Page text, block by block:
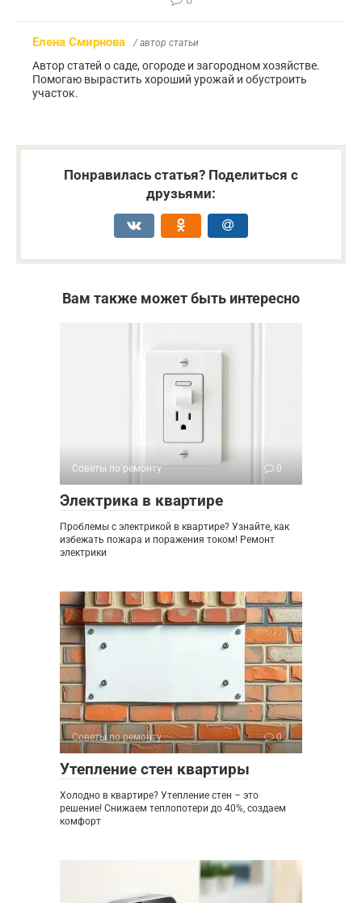
Елена Смирнова / автор статьи
Автор статей о саде, огороде и загородном хозяйстве.
Помогаю вырастить хороший урожай и обустроить
участок.
Понравилась статья? Поделиться с
друзьями:
Вам также может быть интересно
Советы по ремонту 0
Электрика в квартире
Проблемы с электрикой в квартире? Узнайте, как
избежать пожара и поражения током! Ремонт
электрики
Советы по ремонту 0
Утепление стен квартиры
Холодно в квартире? Утепление стен – это
решение! Снижаем теплопотери до 40%, создаем
комфорт